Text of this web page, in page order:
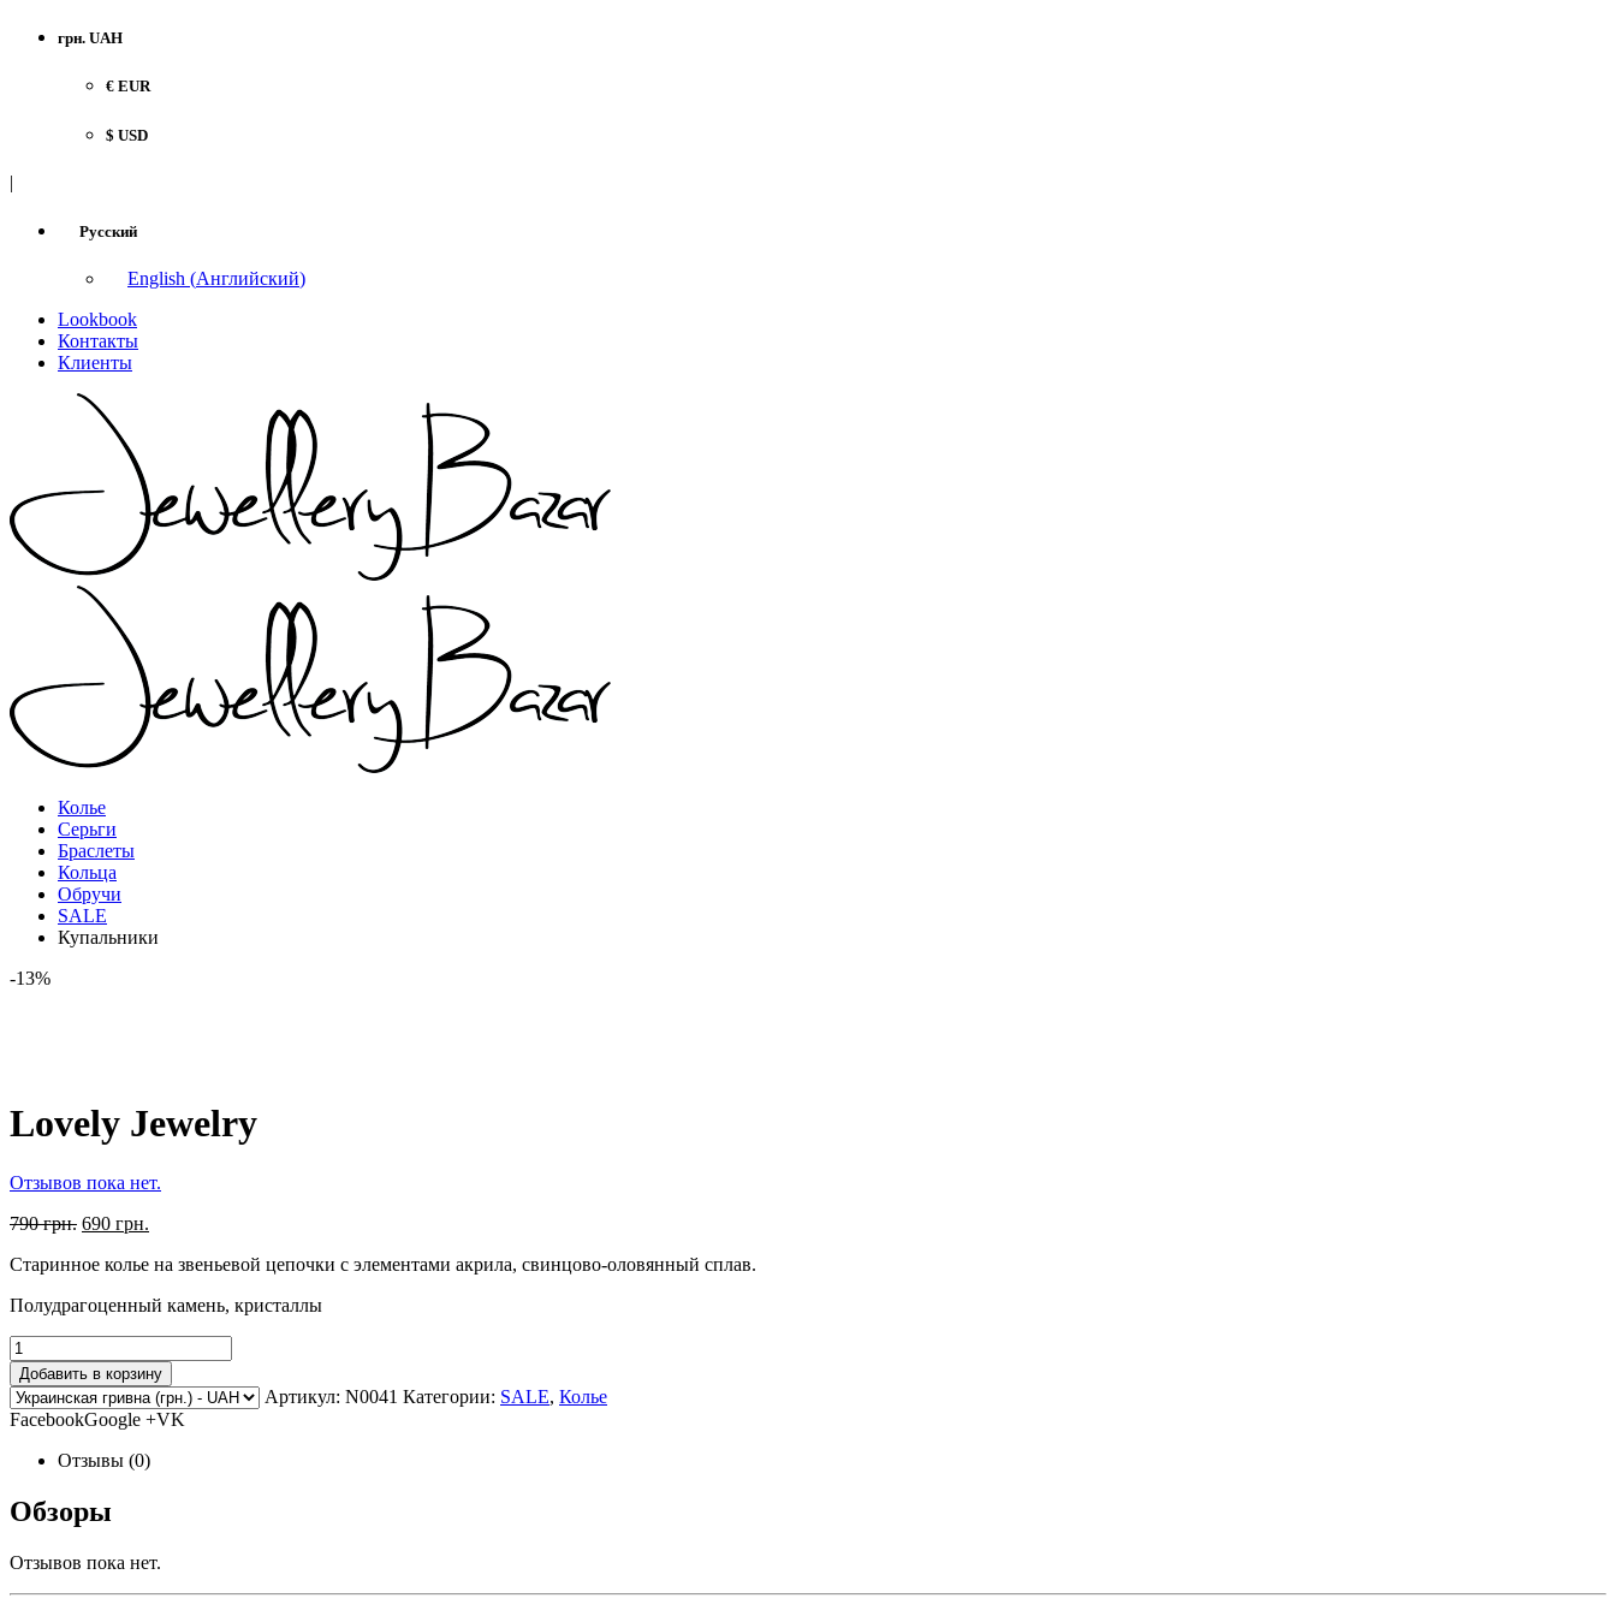
грн. UAH
€ EUR
$ USD
|
Русский
English (Английский)
Lookbook
Контакты
Клиенты
Колье
Серьги
Браслеты
Кольца
Обручи
SALE
Купальники
-13%
Lovely Jewelry
Отзывов пока нет.
790 грн. 690 грн.
Старинное колье на звеньевой цепочки с элементами акрила, свинцово-оловянный сплав.
Полудрагоценный камень, кристаллы
Добавить в корзину
Артикул: N0041 Категории: SALE, Колье
FacebookGoogle +VK
Отзывы (0)
Обзоры
Отзывов пока нет.